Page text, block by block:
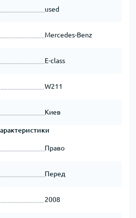
used
Mercedes-Benz
E-class
W211
Киев
Право
Перед
2008